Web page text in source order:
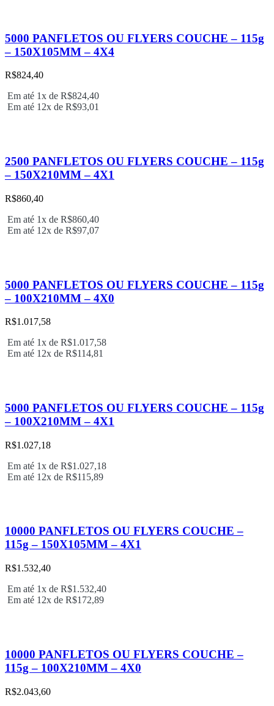
5000 PANFLETOS OU FLYERS COUCHE – 115g
– 150X105MM – 4X4
R$824,40
Em até 1x de R$824,40
Em até 12x de R$93,01
2500 PANFLETOS OU FLYERS COUCHE – 115g
– 150X210MM – 4X1
R$860,40
Em até 1x de R$860,40
Em até 12x de R$97,07
5000 PANFLETOS OU FLYERS COUCHE – 115g
– 100X210MM – 4X0
R$1.017,58
Em até 1x de R$1.017,58
Em até 12x de R$114,81
5000 PANFLETOS OU FLYERS COUCHE – 115g
– 100X210MM – 4X1
R$1.027,18
Em até 1x de R$1.027,18
Em até 12x de R$115,89
10000 PANFLETOS OU FLYERS COUCHE –
115g – 150X105MM – 4X1
R$1.532,40
Em até 1x de R$1.532,40
Em até 12x de R$172,89
10000 PANFLETOS OU FLYERS COUCHE –
115g – 100X210MM – 4X0
R$2.043,60